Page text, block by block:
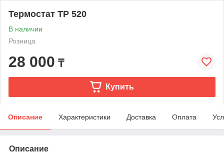
Термостат ТР 520
В наличии
Розница
28 000 ₸
Купить
Описание Характеристики Доставка Оплата
Описание